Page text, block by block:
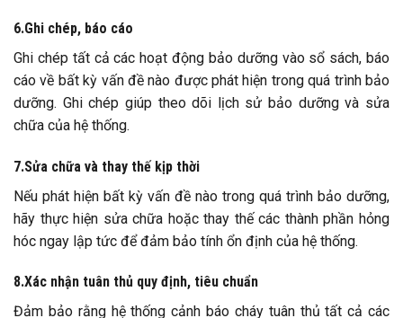
6.Ghi chép, báo cáo
Ghi chép tất cả các hoạt động bảo dưỡng vào sổ sách, báo
cáo về bất kỳ vấn đề nào được phát hiện trong quá trình bảo
dưỡng. Ghi chép giúp theo dõi lịch sử bảo dưỡng và sửa
chữa của hệ thống.
7.Sửa chữa và thay thế kịp thời
Nếu phát hiện bất kỳ vấn đề nào trong quá trình bảo dưỡng,
hãy thực hiện sửa chữa hoặc thay thế các thành phần hỏng
hóc ngay lập tức để đảm bảo tính ổn định của hệ thống.
8.Xác nhận tuân thủ quy định, tiêu chuẩn
Đảm bảo rằng hệ thống cảnh báo cháy tuân thủ tất cả các